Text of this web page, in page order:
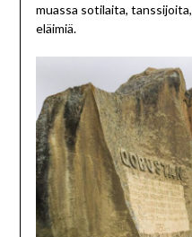
muassa sotilaita,
eläimiä.